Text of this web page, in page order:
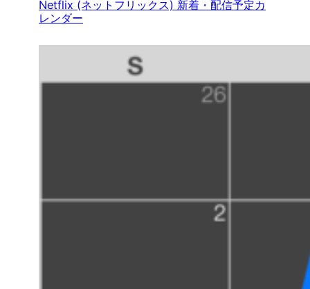
Netflix (ネットフリックス) 新着・配信予定カ
レンダー